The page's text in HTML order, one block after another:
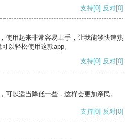
支持[0] 反对[0]
使用起来非常容易上手，让我能够快速熟
以轻松使用这款app。
支持[0] 反对[0]
可以适当降低一些，这样会更加亲民。
支持[0] 反对[0]